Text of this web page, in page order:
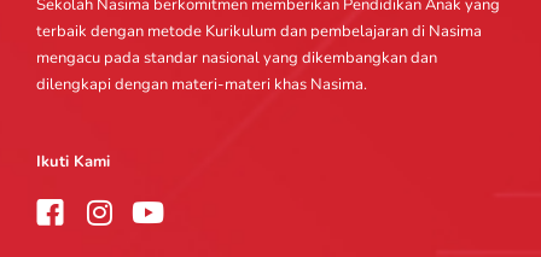
terbaik dengan metode Kurikulum dan pembelajaran di Nasima
mengacu pada standar nasional yang dikembangkan dan
dilengkapi dengan materi-materi khas Nasima.
Ikuti Kami
I Y